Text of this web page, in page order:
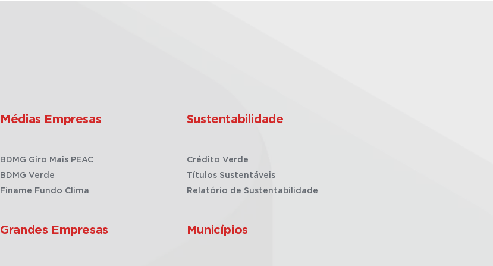
Médias Empresas
BDMG Giro Mais PEAC
BDMG Verde
Finame Fundo Clima
Grandes Empresas
Sustentabilidade
Crédito Verde
Títulos Sustentáveis
Relatório de Sustentabilidade
Municípios